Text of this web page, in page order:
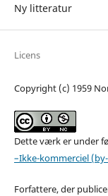
Ny litteratur
Licens
Copyright (c) 1959
Dette værk er under
–Ikke-kommerciel
Forfattere, der